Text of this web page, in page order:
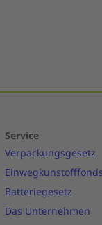
Service
Verpackungsgesetz
Batteriegesetz
Das Unternehmen